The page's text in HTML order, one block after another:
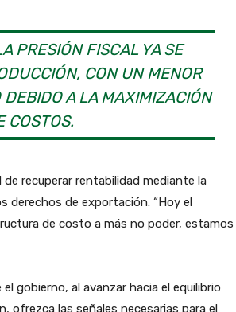
PRESIÓN FISCAL YA SE
CON UN MENOR
DEBIDO A LA MAXIMIZACIÓN
COSTOS.
recuperar rentabilidad mediante la
derechos de exportación. “Hoy el
de costo a más no poder, estamos
gobierno, al avanzar hacia el equilibrio
ofrezca las señales necesarias para el